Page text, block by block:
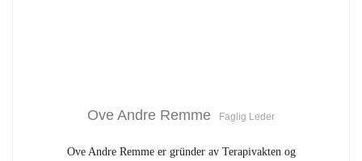
Ove Andre Remme Faglig Leder
Ove Andre Remme er gründer av Terapivakten og